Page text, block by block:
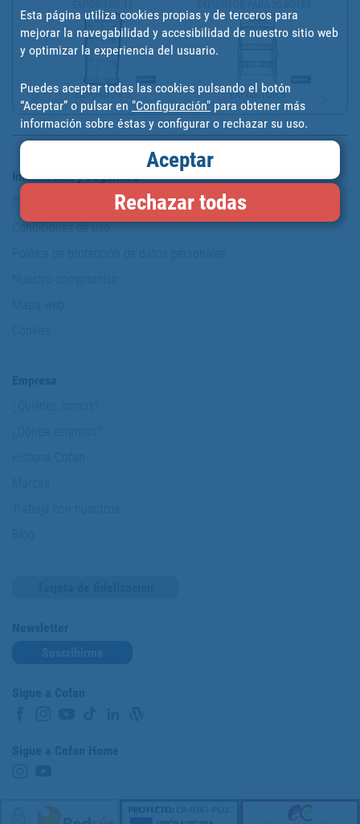
EXPOSITOR 5 EXPOSITOR 6
Información y Seguridad
Condiciones de uso
Esta página utiliza cookies propias y de terceros para
mejorar la navegabilidad y accesibilidad de nuestro sitio web
y optimizar la experiencia del usuario.
Puedes aceptar todas las cookies pulsando el botón
“Aceptar” o pulsar en "Configuración" para obtener más
información sobre éstas y configurar o rechazar su uso.
Aceptar
Rechazar todas